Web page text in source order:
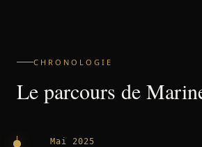
CHRONOLOGIE
Le parcours de
Mai 2025